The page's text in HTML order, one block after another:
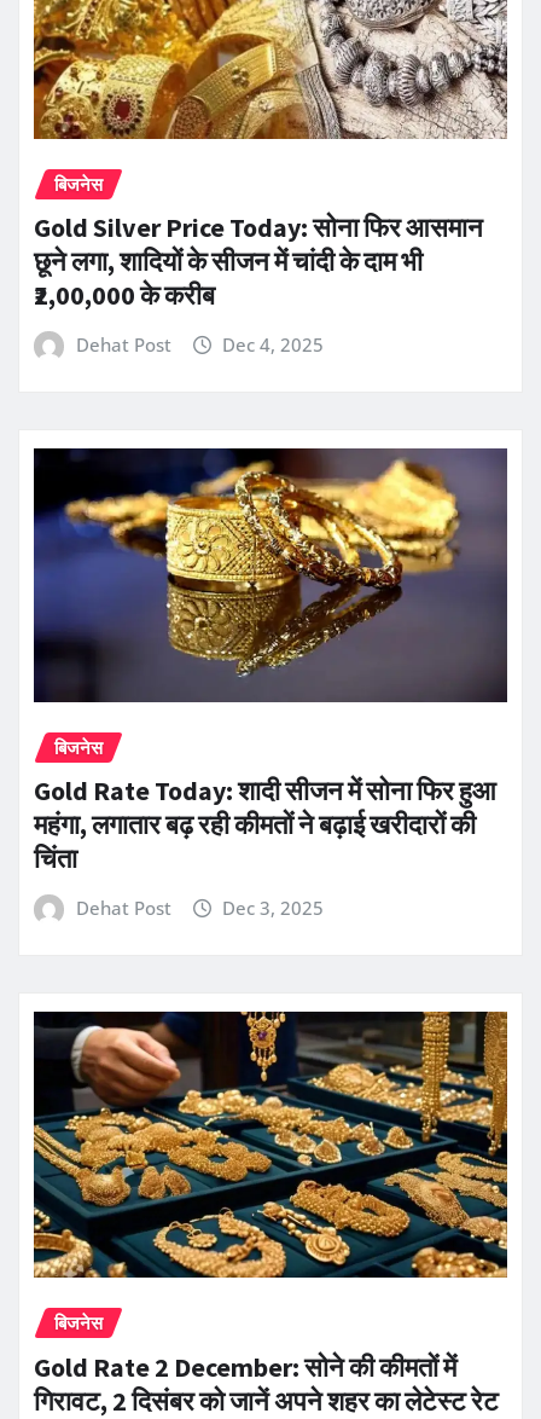
बिजनेस
Gold Silver Price Today: सोना फिर आसमान
छूने लगा, शादियों के सीजन में चांदी के दाम भी
₹2,00,000 के करीब
Dehat Post Dec 4, 2025
बिजनेस
Gold Rate Today: शादी सीजन में सोना फिर हुआ
महंगा, लगातार बढ़ रही कीमतों ने बढ़ाई खरीदारों की
चिंता
Dehat Post Dec 3, 2025
बिजनेस
Gold Rate 2 December: सोने की कीमतों में
गिरावट, 2 दिसंबर को जानें अपने शहर का लेटेस्ट रेट